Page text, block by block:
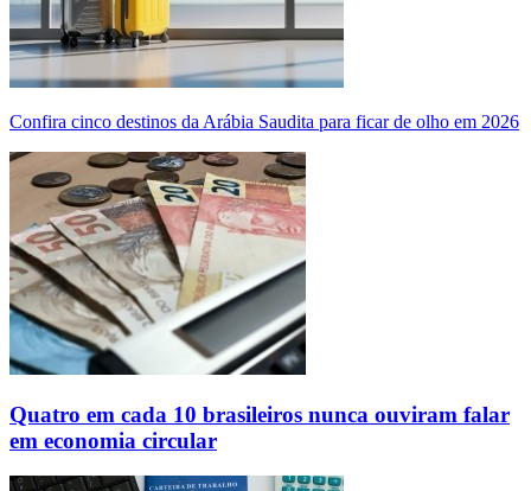
Confira cinco destinos da Arábia Saudita para ficar de olho em 2026
Quatro em cada 10 brasileiros nunca ouviram falar
em economia circular